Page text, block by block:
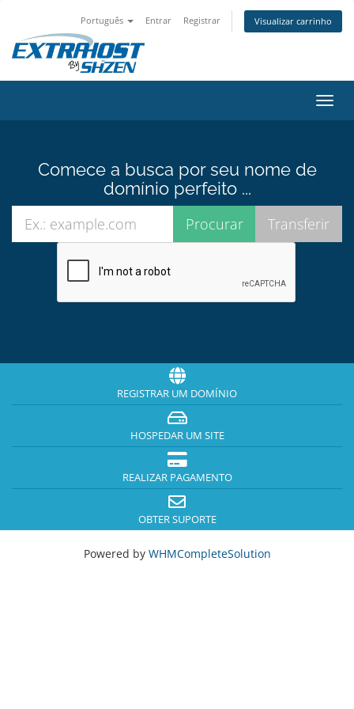
Português Entrar Registrar Visualizar carrinho
Comece a busca por seu nome de
domínio perfeito ...
REGISTRAR UM DOMÍNIO
HOSPEDAR UM SITE
REALIZAR PAGAMENTO
OBTER SUPORTE
Powered by WHMCompleteSolution